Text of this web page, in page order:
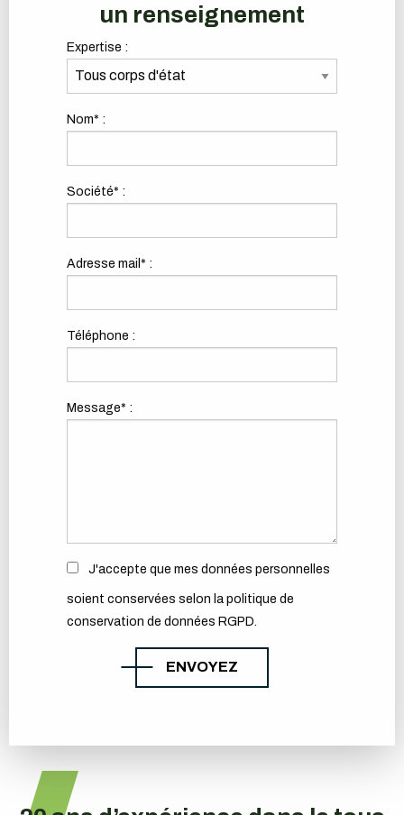
un renseignement
Expertise :
Nom* :
Société* :
Adresse mail* :
Téléphone :
Message* :
J'accepte que mes données personnelles
soient conservées selon la politique de
conservation de données RGPD.
ENVOYEZ